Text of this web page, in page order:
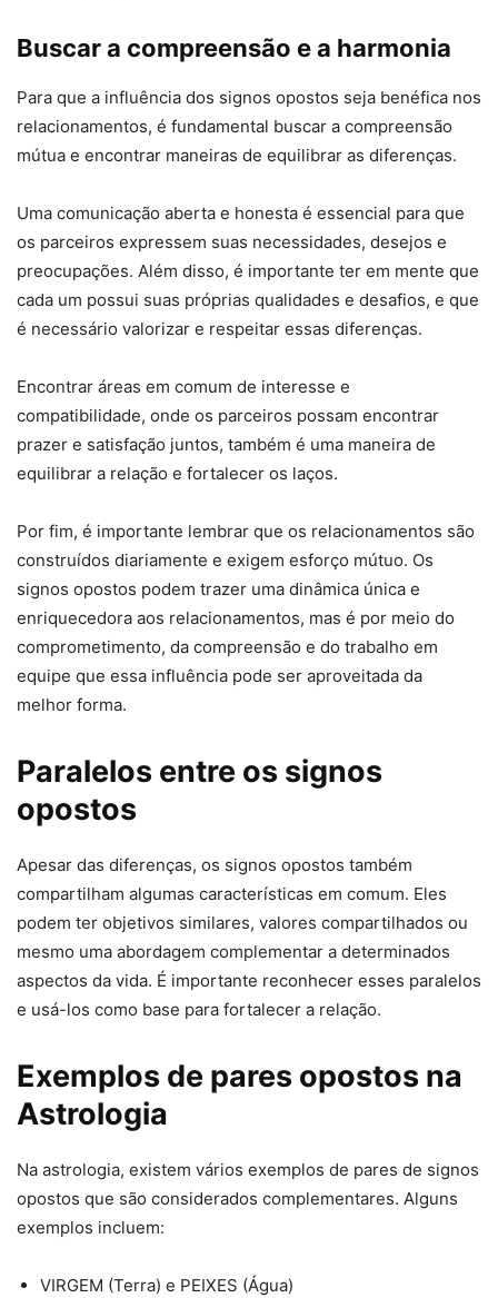
Buscar a compreensão e a harmonia
Para que a influência dos signos opostos seja benéfica nos
relacionamentos, é fundamental buscar a compreensão
mútua e encontrar maneiras de equilibrar as diferenças.
Uma comunicação aberta e honesta é essencial para que
os parceiros expressem suas necessidades, desejos e
preocupações. Além disso, é importante ter em mente que
cada um possui suas próprias qualidades e desafios, e que
é necessário valorizar e respeitar essas diferenças.
Encontrar áreas em comum de interesse e
compatibilidade, onde os parceiros possam encontrar
prazer e satisfação juntos, também é uma maneira de
equilibrar a relação e fortalecer os laços.
Por fim, é importante lembrar que os relacionamentos são
construídos diariamente e exigem esforço mútuo. Os
signos opostos podem trazer uma dinâmica única e
enriquecedora aos relacionamentos, mas é por meio do
comprometimento, da compreensão e do trabalho em
equipe que essa influência pode ser aproveitada da
melhor forma.
Paralelos entre os signos
opostos
Apesar das diferenças, os signos opostos também
compartilham algumas características em comum. Eles
podem ter objetivos similares, valores compartilhados ou
mesmo uma abordagem complementar a determinados
aspectos da vida. É importante reconhecer esses paralelos
e usá-los como base para fortalecer a relação.
Exemplos de pares opostos na
Astrologia
Na astrologia, existem vários exemplos de pares de signos
opostos que são considerados complementares. Alguns
exemplos incluem:
VIRGEM (Terra) e PEIXES (Água)